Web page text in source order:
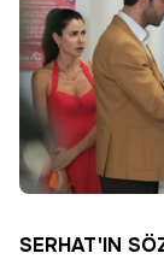
SERHAT'IN